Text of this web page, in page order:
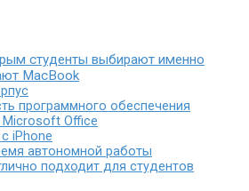
студенты выбирают именно
MacBook
программного обеспечения
Office
iPhone
автономной работы
подходит для студентов